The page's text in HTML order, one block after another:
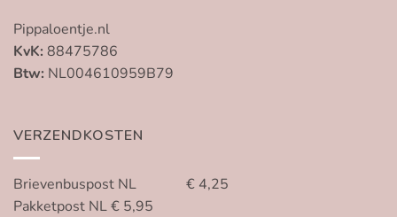
Pippaloentje.nl
KvK: 88475786
Btw: NL004610959B79
VERZENDKOSTEN
Brievenbuspost NL € 4,25
Pakketpost NL € 5,95